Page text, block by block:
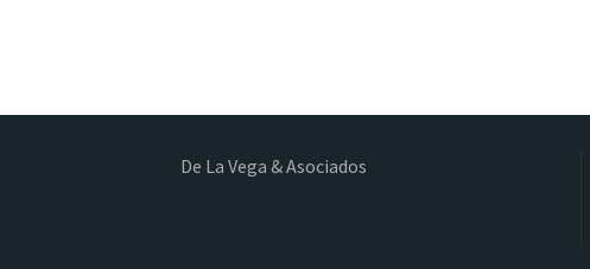
De La Vega & Asociados